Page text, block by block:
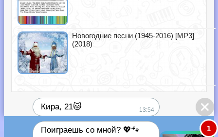
Новогодние песни (1945-2016) [MP3]
(2018)
Кира, 21🐱 13:54
Поиграешь со мной? 💖🐾 1